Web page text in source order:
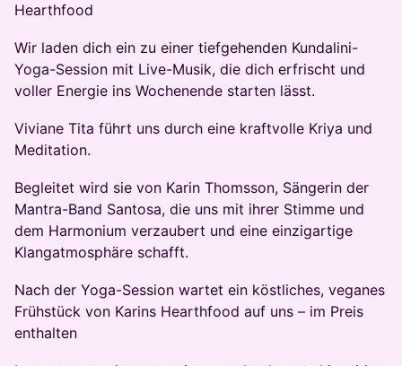
Hearthfood
​Wir laden dich ein zu einer tiefgehenden Kundalini-
Yoga-Session mit Live-Musik, die dich erfrischt und
voller Energie ins Wochenende starten lässt.
​Viviane Tita führt uns durch eine kraftvolle Kriya und
Meditation.
​Begleitet wird sie von Karin Thomsson, Sängerin der
Mantra-Band Santosa, die uns mit ihrer Stimme und
dem Harmonium verzaubert und eine einzigartige
Klangatmosphäre schafft.
​Nach der Yoga-Session wartet ein köstliches, veganes
Frühstück von Karins Hearthfood auf uns – im Preis
enthalten